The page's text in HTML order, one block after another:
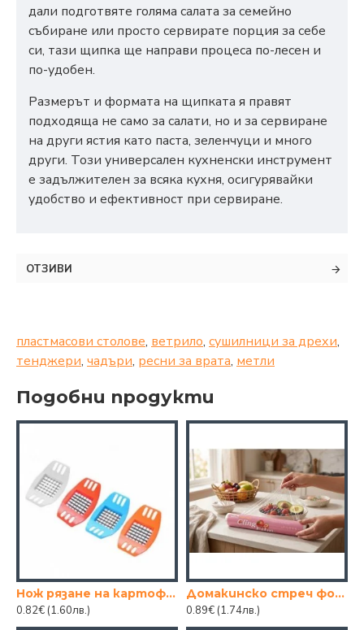
дали подготвяте голяма салата за семейно
събиране или просто сервирате порция за себе
си, тази щипка ще направи процеса по-лесен и
по-удобен.
Размерът и формата на щипката я правят
подходяща не само за салати, но и за сервиране
на други ястия като паста, зеленчуци и много
други. Този универсален кухненски инструмент
е задължителен за всяка кухня, осигурявайки
удобство и ефективност при сервиране.
ОТЗИВИ
пластмасови столове, ветрило, сушилници за дрехи,
тенджери, чадъри, ресни за врата, метли
Подобни продукти
Нож рязане на картофи 17 см.
0.82€ (1.60лв.)
Домакинско стреч фолио за свежо съхранение 30 см х 100 м
0.89€ (1.74лв.)